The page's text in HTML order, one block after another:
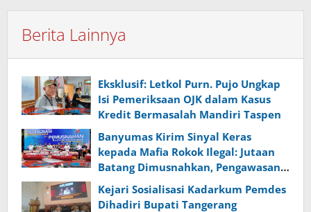
Berita Lainnya
Eksklusif: Letkol Purn. Pujo Ungkap
Isi Pemeriksaan OJK dalam Kasus
Kredit Bermasalah Mandiri Taspen
Banyumas Kirim Sinyal Keras
kepada Mafia Rokok Ilegal: Jutaan
Batang Dimusnahkan, Pengawasan
Diperketat
Kejari Sosialisasi Kadarkum Pemdes
Dihadiri Bupati Tangerang